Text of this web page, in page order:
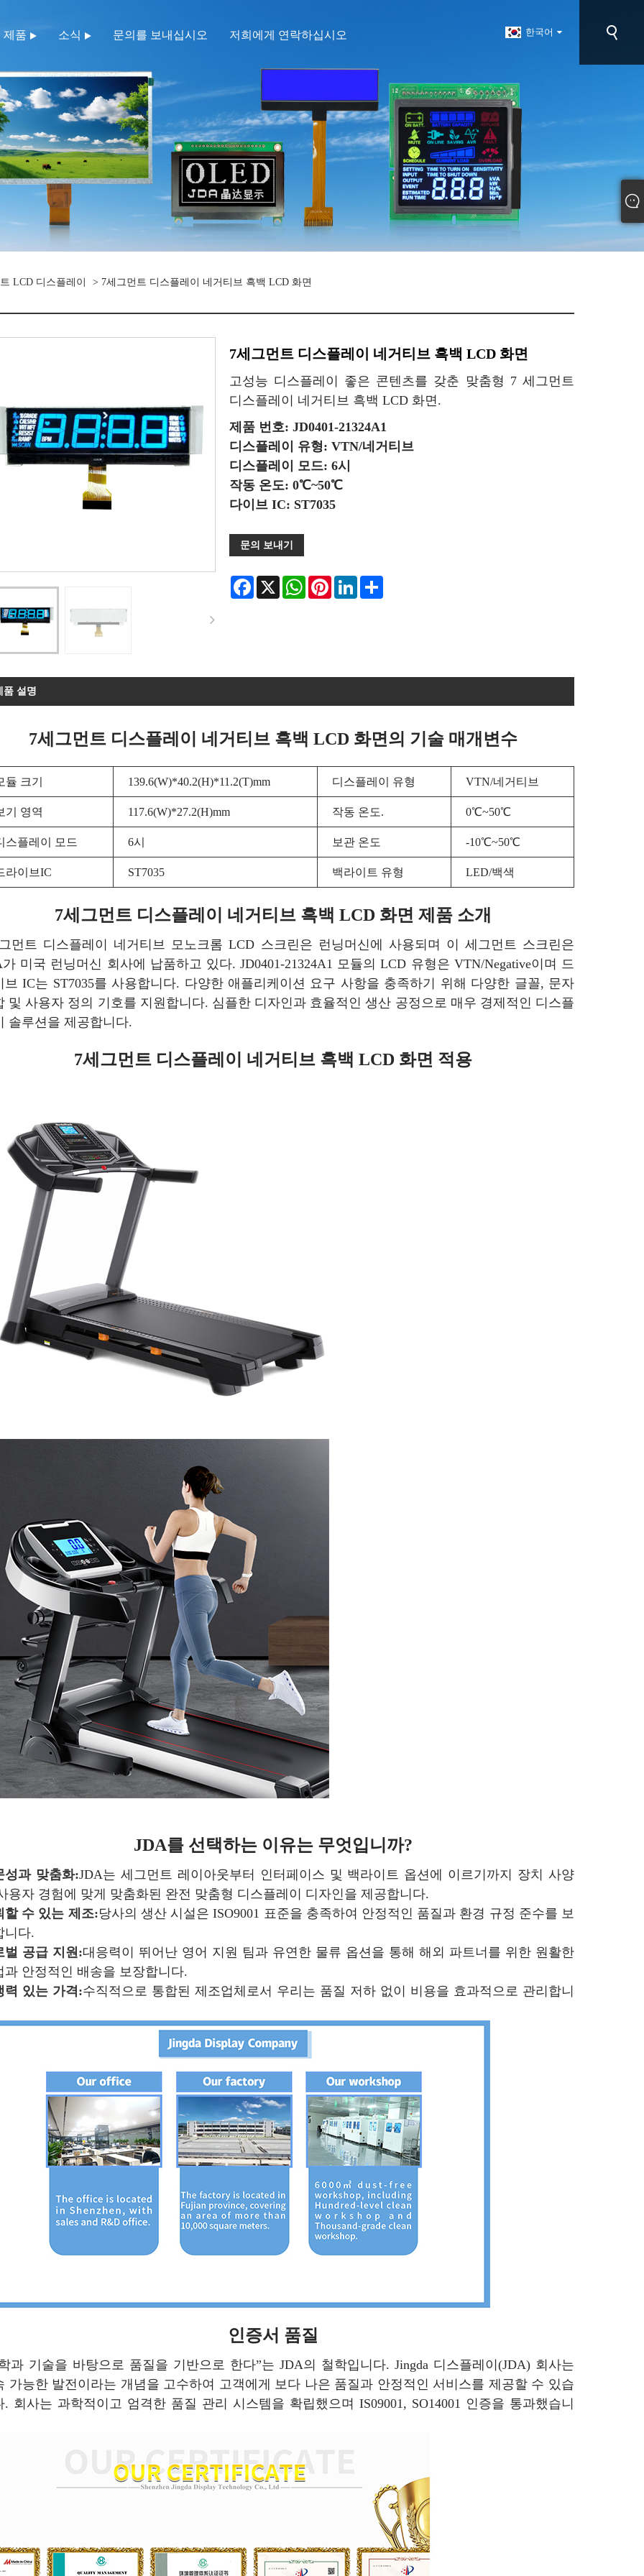
제품 소식 문의를 보내십시오 저희에게 연락하십시오 한국어
LCD 디스플레이 > 7세그먼트 디스플레이 네거티브 흑백 LCD 화면
7세그먼트 디스플레이 네거티브 흑백 LCD 화면
고성능 디스플레이 좋은 콘텐츠를 갖춘 맞춤형 7 세그먼트
디스플레이 네거티브 흑백 LCD 화면.
제품 번호: JD0401-21324A1
디스플레이 유형: VTN/네거티브
디스플레이 모드: 6시
작동 온도: 0℃~50℃
다이브 IC: ST7035
문의 보내기
Facebook
X WhatsAppPinterestLinkedInShare
품 설명
7세그먼트 디스플레이 네거티브 흑백 LCD 화면의 기술 매개변수
듈 크기 139.6(W)*40.2(H)*11.2(T)mm 디스플레이 유형 VTN/네거티브
기 영역 117.6(W)*27.2(H)mm 작동 온도. 0℃~50℃
스플레이 모드 6시 보관 온도 -10℃~50℃
라이브IC ST7035 백라이트 유형 LED/백색
7세그먼트 디스플레이 네거티브 흑백 LCD 화면 제품 소개
먼트 디스플레이 네거티브 모노크롬 LCD 스크린은 런닝머신에 사용되며 이 세그먼트 스크린은
가 미국 런닝머신 회사에 납품하고 있다. JD0401-21324A1 모듈의 LCD 유형은 VTN/Negative이며 드
브 IC는 ST7035를 사용합니다. 다양한 애플리케이션 요구 사항을 충족하기 위해 다양한 글꼴, 문자
및 사용자 정의 기호를 지원합니다. 심플한 디자인과 효율적인 생산 공정으로 매우 경제적인 디스플
솔루션을 제공합니다.
7세그먼트 디스플레이 네거티브 흑백 LCD 화면 적용
JDA를 선택하는 이유는 무엇입니까?
성과 맞춤화:JDA는 세그먼트 레이아웃부터 인터페이스 및 백라이트 옵션에 이르기까지 장치 사양
용자 경험에 맞게 맞춤화된 완전 맞춤형 디스플레이 디자인을 제공합니다.
할 수 있는 제조:당사의 생산 시설은 ISO9001 표준을 충족하여 안정적인 품질과 환경 규정 준수를 보
니다.
벌 공급 지원:대응력이 뛰어난 영어 지원 팀과 유연한 물류 옵션을 통해 해외 파트너를 위한 원활한
과 안정적인 배송을 보장합니다.
력 있는 가격:수직적으로 통합된 제조업체로서 우리는 품질 저하 없이 비용을 효과적으로 관리합니
인증서 품질
과 기술을 바탕으로 품질을 기반으로 한다”는 JDA의 철학입니다. Jingda 디스플레이(JDA) 회사는
가능한 발전이라는 개념을 고수하여 고객에게 보다 나은 품질과 안정적인 서비스를 제공할 수 있습
. 회사는 과학적이고 엄격한 품질 관리 시스템을 확립했으며 IS09001, SO14001 인증을 통과했습니